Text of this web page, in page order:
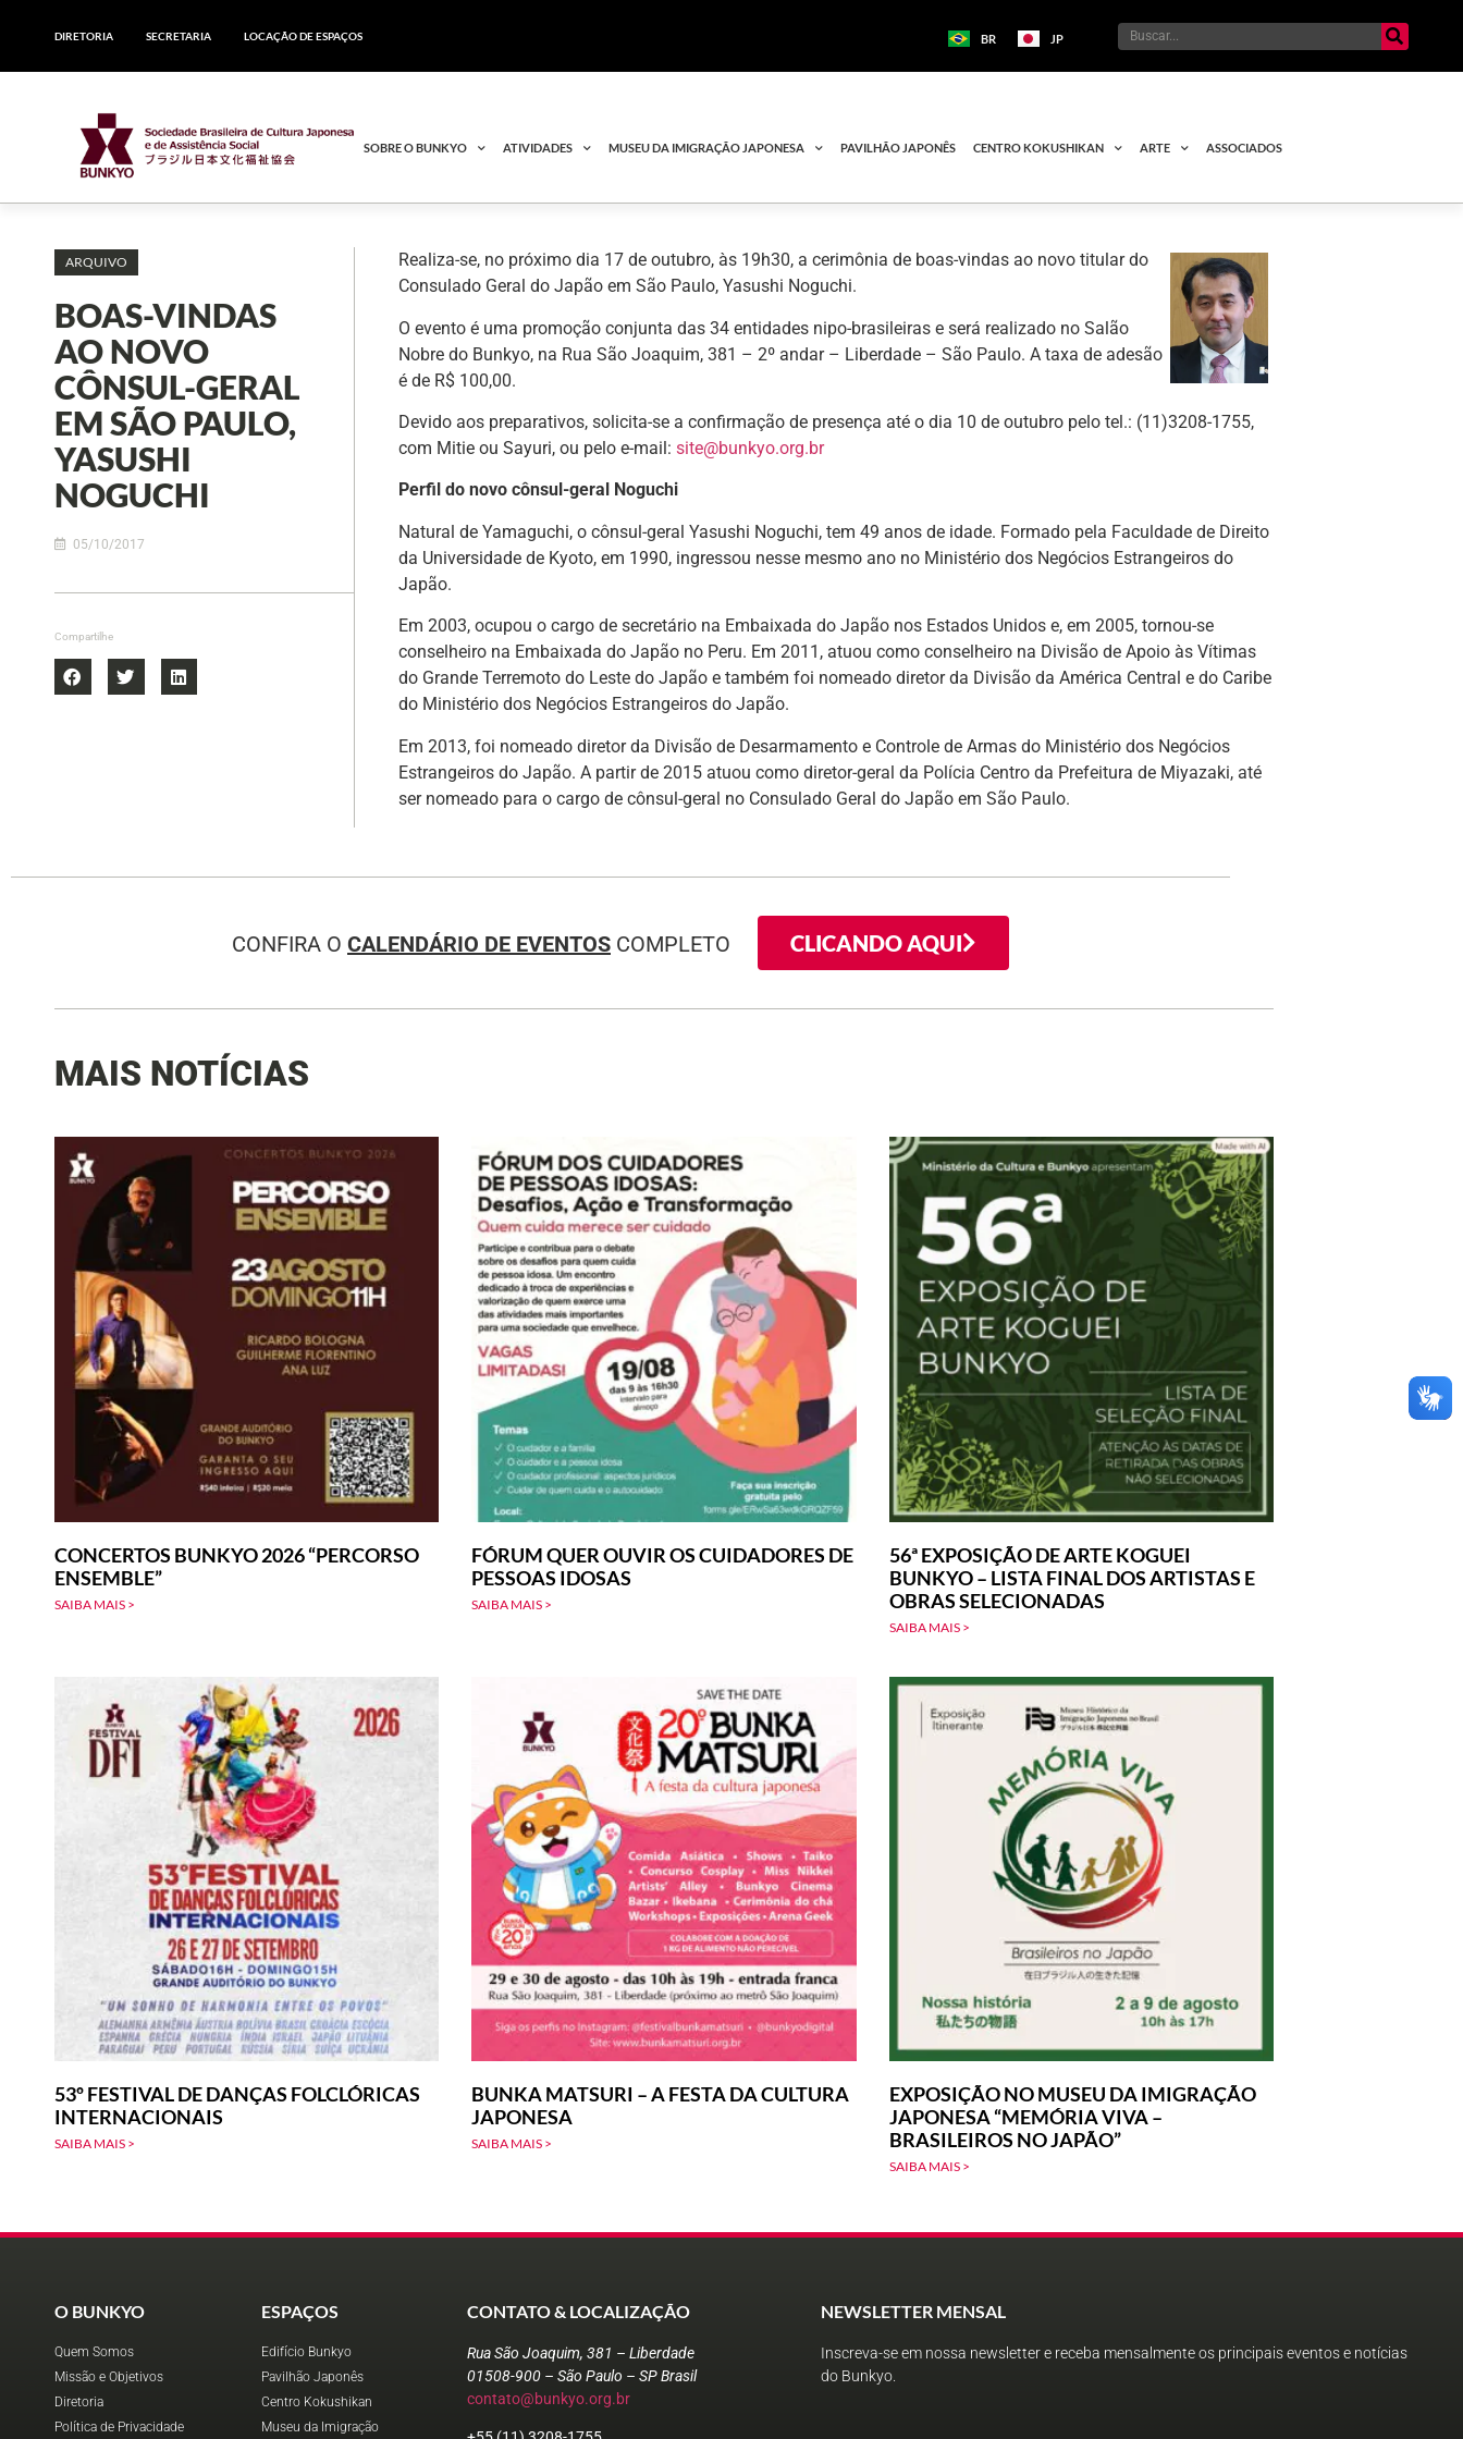
DIRETORIA SECRETARIA LOCAÇÃO DE ESPAÇOS BR JP
SOBRE O BUNKYO ATIVIDADES MUSEU DA IMIGRAÇÃO JAPONESA PAVILHÃO JAPONÊS CENTRO KOKUSHIKAN ARTE ASSOCIADOS
ARQUIVO
BOAS-VINDAS
AO NOVO
CÔNSUL-GERAL
EM SÃO PAULO,
YASUSHI
NOGUCHI
05/10/2017
Compartilhe
Realiza-se, no próximo dia 17 de outubro, às 19h30, a cerimônia de boas-vindas ao novo titular do
Consulado Geral do Japão em São Paulo, Yasushi Noguchi.
O evento é uma promoção conjunta das 34 entidades nipo-brasileiras e será realizado no Salão
Nobre do Bunkyo, na Rua São Joaquim, 381 – 2º andar – Liberdade – São Paulo. A taxa de adesão
é de R$ 100,00.
Devido aos preparativos, solicita-se a confirmação de presença até o dia 10 de outubro pelo tel.: (11)3208-1755,
com Mitie ou Sayuri, ou pelo e-mail:site@bunkyo.org.br
Perfil do novo cônsul-geral Noguchi
Natural de Yamaguchi, o cônsul-geral Yasushi Noguchi, tem 49 anos de idade. Formado pela Faculdade de Direito
da Universidade de Kyoto, em 1990, ingressou nesse mesmo ano no Ministério dos Negócios Estrangeiros do
Japão.
Em 2003, ocupou o cargo de secretário na Embaixada do Japão nos Estados Unidos e, em 2005, tornou-se
conselheiro na Embaixada do Japão no Peru. Em 2011, atuou como conselheiro na Divisão de Apoio às Vítimas
do Grande Terremoto do Leste do Japão e também foi nomeado diretor da Divisão da América Central e do Caribe
do Ministério dos Negócios Estrangeiros do Japão.
Em 2013, foi nomeado diretor da Divisão de Desarmamento e Controle de Armas do Ministério dos Negócios
Estrangeiros do Japão. A partir de 2015 atuou como diretor-geral da Polícia Centro da Prefeitura de Miyazaki, até
ser nomeado para o cargo de cônsul-geral no Consulado Geral do Japão em São Paulo.
CONFIRA O CALENDÁRIO DE EVENTOS COMPLETO CLICANDO AQUI
MAIS NOTÍCIAS
CONCERTOS BUNKYO 2026 “PERCORSO
ENSEMBLE”
SAIBA MAIS >
FÓRUM QUER OUVIR OS CUIDADORES DE
PESSOAS IDOSAS
SAIBA MAIS >
56ª EXPOSIÇÃO DE ARTE KOGUEI
BUNKYO – LISTA FINAL DOS ARTISTAS E
OBRAS SELECIONADAS
SAIBA MAIS >
53º FESTIVAL DE DANÇAS FOLCLÓRICAS
INTERNACIONAIS
SAIBA MAIS >
BUNKA MATSURI – A FESTA DA CULTURA
JAPONESA
SAIBA MAIS >
EXPOSIÇÃO NO MUSEU DA IMIGRAÇÃO
JAPONESA “MEMÓRIA VIVA –
BRASILEIROS NO JAPÃO”
SAIBA MAIS >
O BUNKYO
Quem Somos
Missão e Objetivos
Diretoria
Política de Privacidade
ESPAÇOS
Edifício Bunkyo
Pavilhão Japonês
Centro Kokushikan
Museu da Imigração
CONTATO & LOCALIZAÇÃO
Rua São Joaquim, 381 – Liberdade
01508-900 – São Paulo – SP Brasil
contato@bunkyo.org.br
NEWSLETTER MENSAL
Inscreva-se em nossa newsletter e receba mensalmente os principais eventos e notícias
do Bunkyo.